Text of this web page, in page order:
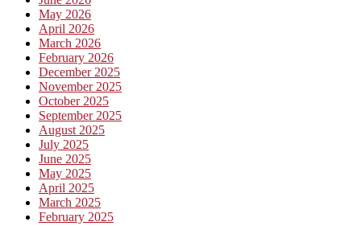
May 2026
April 2026
March 2026
February 2026
December 2025
November 2025
October 2025
September 2025
August 2025
July 2025
June 2025
May 2025
April 2025
March 2025
February 2025